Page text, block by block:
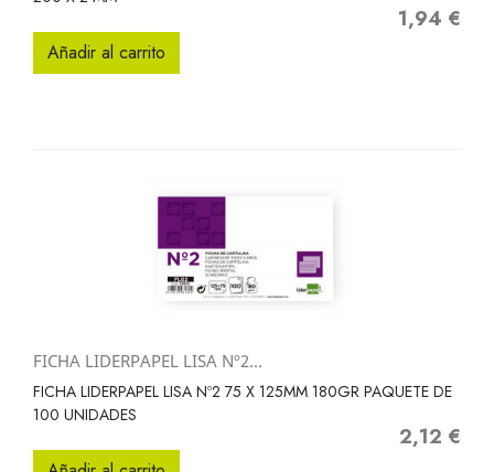
Precio
1,94 €
Añadir al carrito
FICHA LIDERPAPEL LISA Nº2...
FICHA LIDERPAPEL LISA Nº2 75 X 125MM 180GR PAQUETE DE
100 UNIDADES
Precio
2,12 €